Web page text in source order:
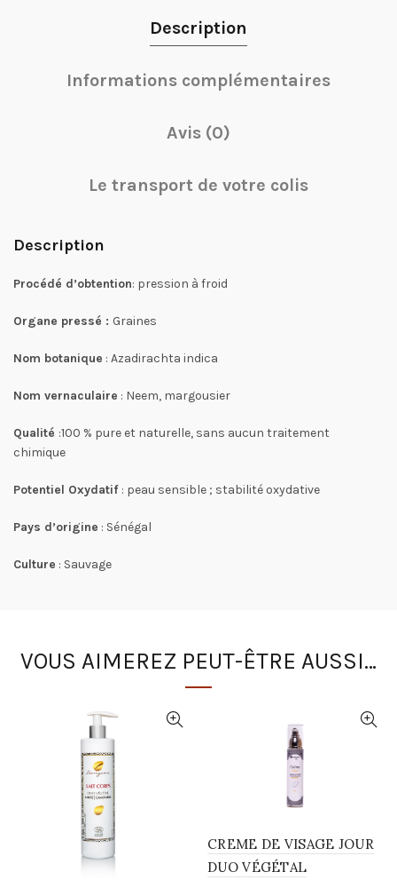
Description
Informations complémentaires
Avis (0)
Le transport de votre colis
Description
Procédé d’obtention: pression à froid
Organe pressé : Graines
Nom botanique : Azadirachta indica
Nom vernaculaire : Neem, margousier
Qualité :100 % pure et naturelle, sans aucun traitement
chimique
Potentiel Oxydatif : peau sensible ; stabilité oxydative
Pays d’origine : Sénégal
Culture : Sauvage
VOUS AIMEREZ PEUT-ÊTRE AUSSI…
CREME DE VISAGE JOUR
DUO VÉGÉTAL